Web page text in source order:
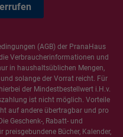
(AGB) der PranaHaus
Verbraucherinformationen und
in haushaltsüblichen Mengen,
solange der Vorrat reicht. Für
der Mindestbestellwert i.H.v.
ist nicht möglich. Vorteile
auf andere übertragbar und pro
Geschenk-, Rabatt- und
Bücher, Kalender,